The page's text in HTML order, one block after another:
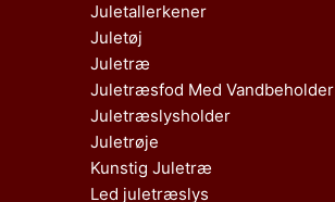
Juletallerkener
Juletøj
Juletræ
Juletræsfod Med Vandbeholder
Juletræslysholder
Juletrøje
Kunstig Juletræ
Led juletræslys